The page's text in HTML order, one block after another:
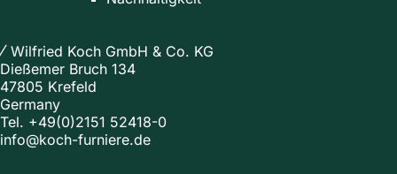
Wilfried Koch GmbH & Co. KG
Dießemer Bruch 134
47805 Krefeld
Germany
Tel. +49(0)2151 52418-0
info@koch-furniere.de